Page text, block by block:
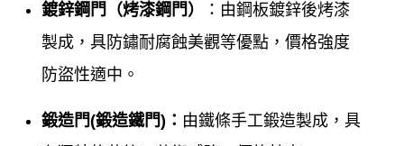
鍍鋅鋼門（烤漆鋼門）
：由鋼板鍍鋅後烤漆
製成，具防鏽耐腐蝕美觀等優點，價格強度
防盜性適中。
鍛造門(鍛造鐵門)： 由鐵條手工鍛造製成，具